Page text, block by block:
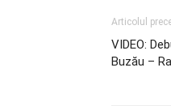
Articolul
VIDEO:
Buzău –